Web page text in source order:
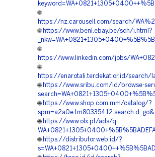
🌐
https://nz.carousell.com/search/
🌐 https://www.benl.ebay.be/sch/i.html?
🌐
https://www.linkedin.com/jobs/
🌐
https://enarotali.terdekat.or.id/search/
🌐 https://www.sribu.com/id/browse-
🌐 https://www.shop.com.mm/catalog/?
🌐 https://www.olx.pt/ads/q-
🌐 https://distributor.web.id/?